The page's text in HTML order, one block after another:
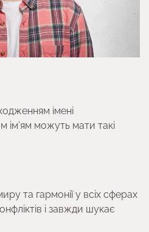
імені
ім’ям можуть мати такі
та гармонії у всіх сферах
і завжди шукає